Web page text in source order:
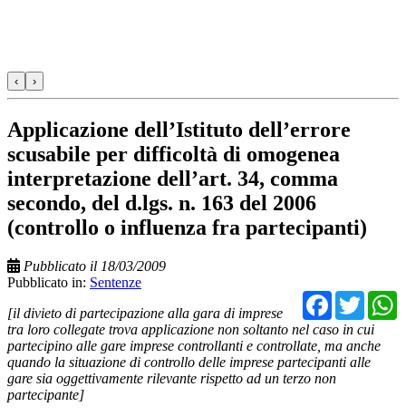
‹ ›
Applicazione dell’Istituto dell’errore
scusabile per difficoltà di omogenea
interpretazione dell’art. 34, comma
secondo, del d.lgs. n. 163 del 2006
(controllo o influenza fra partecipanti)
Pubblicato il 18/03/2009
Pubblicato in: Sentenze
[il divieto di partecipazione alla gara di imprese
tra loro collegate trova applicazione non soltanto nel caso in cui
partecipino alle gare imprese controllanti e controllate, ma anche
quando la situazione di controllo delle imprese partecipanti alle
gare sia oggettivamente rilevante rispetto ad un terzo non
partecipante]